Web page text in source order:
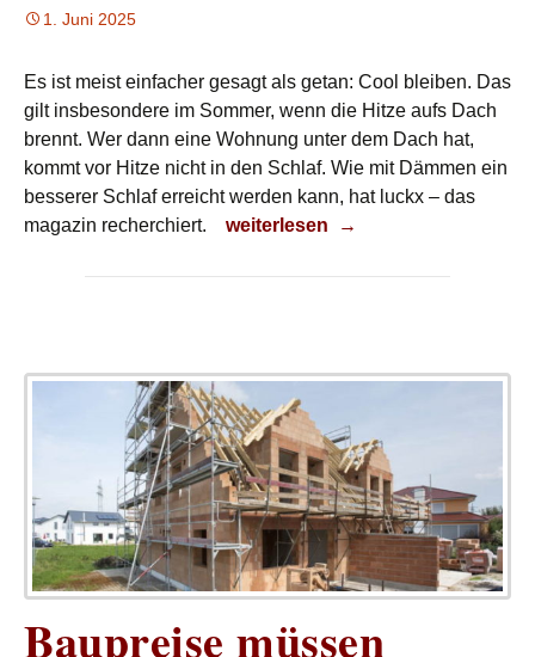
1. Juni 2025
Es ist meist einfacher gesagt als getan: Cool bleiben. Das
gilt insbesondere im Sommer, wenn die Hitze aufs Dach
brennt. Wer dann eine Wohnung unter dem Dach hat,
kommt vor Hitze nicht in den Schlaf. Wie mit Dämmen ein
besserer Schlaf erreicht werden kann, hat luckx – das
magazin recherchiert.
Cool bleiben
weiterlesen →
Baupreise müssen